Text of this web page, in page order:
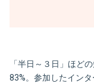
「半日～３日」ほど
83%。参加したイン